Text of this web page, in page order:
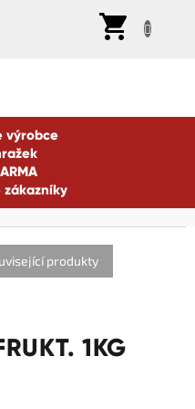
výrobce
1KG
produkty